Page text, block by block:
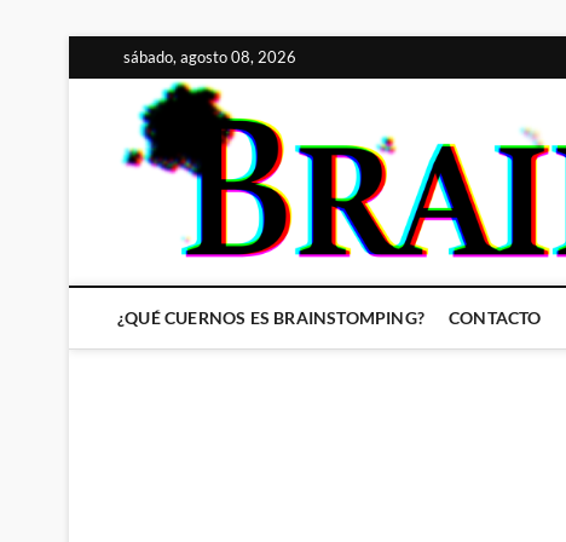
al
contenido
sábado, agosto 08, 2026
¿QUÉ CUERNOS ES BRAINSTOMPING? CONTACTO